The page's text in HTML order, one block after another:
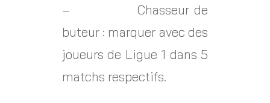
– Chasseur de
buteur : marquer avec des
joueurs de Ligue 1 dans 5
matchs respectifs.